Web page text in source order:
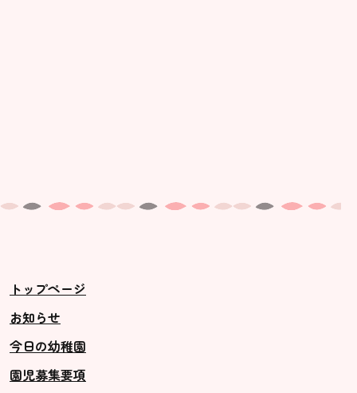
トップページ
お知らせ
今日の幼稚園
園児募集要項